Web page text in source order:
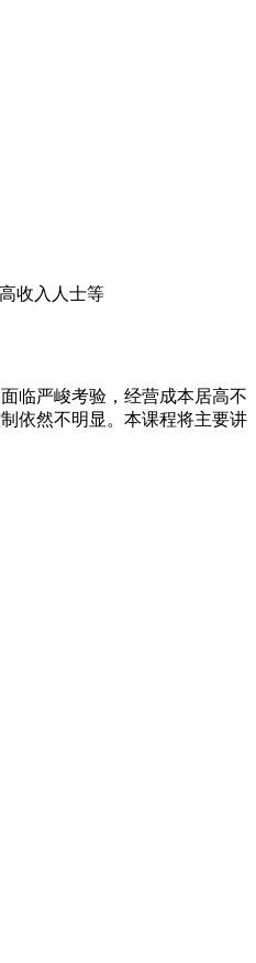
收入人士等
临严峻考验，经营成本居高不
依然不明显。本课程将主要讲